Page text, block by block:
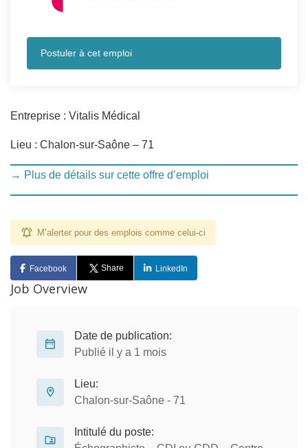
Postuler à cet emploi
Entreprise : Vitalis Médical
Lieu : Chalon-sur-Saône – 71
→ Plus de détails sur cette offre d’emploi
M’alerter pour des emplois comme celui-ci
Facebook Share LinkedIn
Job Overview
Date de publication:
Publié il y a 1 mois
Lieu:
Chalon-sur-Saône - 71
Intitulé du poste: